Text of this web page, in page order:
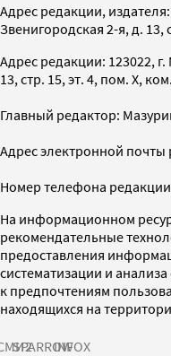
Адрес редакции,
Звенигородская 2-я, д. 13,
Адрес редакции: 123022,
13, стр. 15, эт. 4, пом. X,
Главный редактор:
Адрес электронной почты
Номер телефона
На информационном
рекомендательные
предоставления
систематизации и
к предпочтениям
находящихся на
SPARROWINFOX